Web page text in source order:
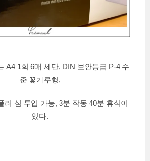
A4 1회 6매 세단, DIN 보안등급 P-4 수
준 꽃가루형,
러 심 투입 가능, 3분 작동 40분 휴식이
있다.